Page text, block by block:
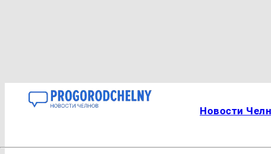
Новости